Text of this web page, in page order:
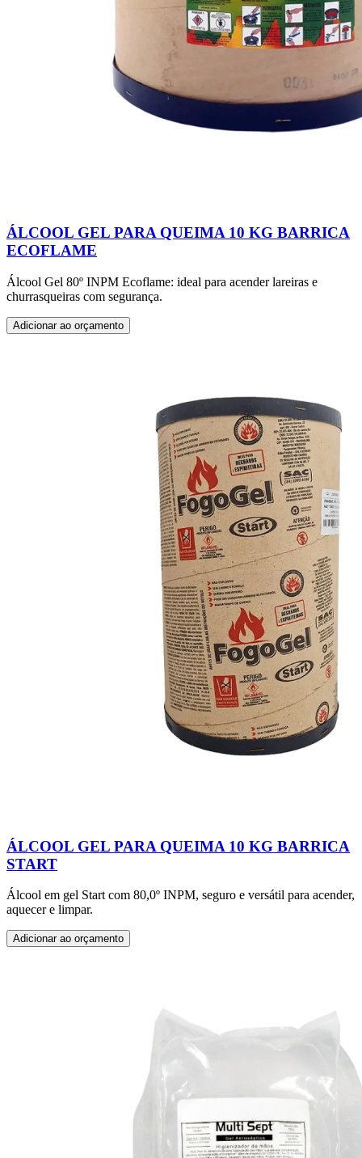
ÁLCOOL GEL PARA QUEIMA 10 KG BARRICA
ECOFLAME
Álcool Gel 80º INPM Ecoflame: ideal para acender lareiras e
churrasqueiras com segurança.
Adicionar ao orçamento
ÁLCOOL GEL PARA QUEIMA 10 KG BARRICA
START
Álcool em gel Start com 80,0º INPM, seguro e versátil para acender,
aquecer e limpar.
Adicionar ao orçamento